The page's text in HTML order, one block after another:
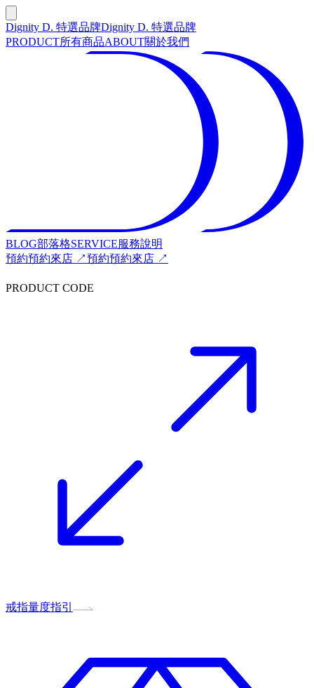
Dignity D. 特選品牌Dignity D. 特選品牌
PRODUCT所有商品ABOUT關於我們
BLOG部落格SERVICE服務說明
預約預約來店 ↗預約預約來店 ↗
PRODUCT CODE
戒指量度指引